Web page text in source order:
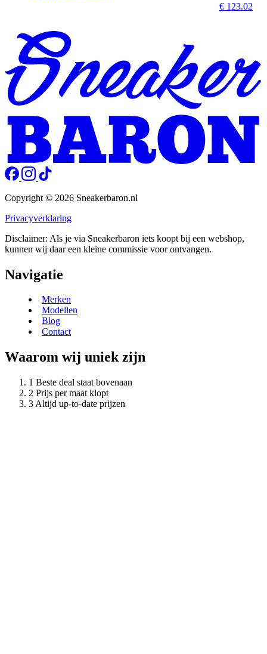
€ 123.02
Copyright © 2026 Sneakerbaron.nl
Privacyverklaring
Disclaimer: Als je via Sneakerbaron iets koopt bij een webshop,
kunnen wij daar een kleine commissie voor ontvangen.
Navigatie
Merken
Modellen
Blog
Contact
Waarom wij uniek zijn
Beste deal staat bovenaan
Prijs per maat klopt
Altijd up-to-date prijzen